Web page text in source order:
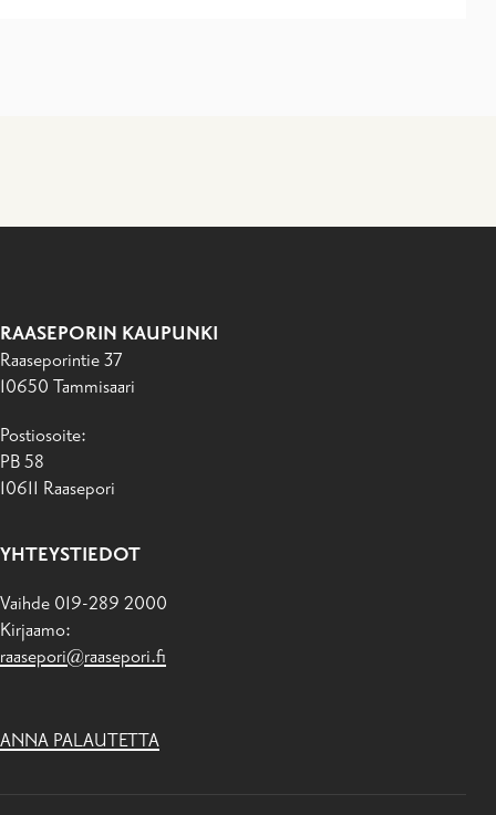
RAASEPORIN KAUPUNKI
Raaseporintie 37
10650 Tammisaari
Postiosoite:
PB 58
10611 Raasepori
YHTEYSTIEDOT
Vaihde 019-289 2000
Kirjaamo:
raasepori@raasepori.fi
ANNA PALAUTETTA